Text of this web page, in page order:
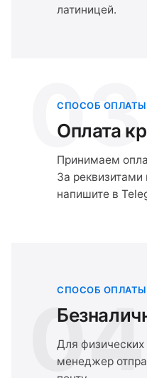
латиницей.
03
СПОСОБ ОПЛАТЫ
Оплата
Принимаем
За
напишите в
04
СПОСОБ ОПЛАТЫ
Для
менеджер